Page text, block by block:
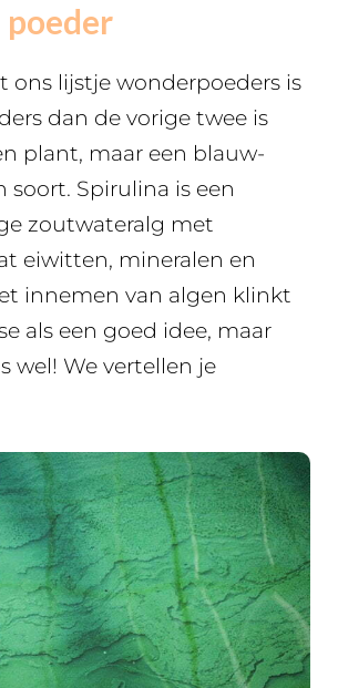
ons lijstje wonderpoeders is
dan de vorige twee is
plant, maar een blauw-
soort. Spirulina is een
zoutwateralg met
eiwitten, mineralen en
innemen van algen klinkt
als een goed idee, maar
wel! We vertellen je